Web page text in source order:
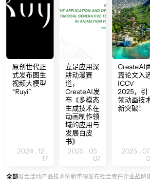
原创世代正
式发布图生
视频大模型
“Ruyi”
2024 . 12 .
17
立足应用深
耕动漫赛
道，
CreateAI发
布《多模态
生成技术在
动画制作领
域的应用与
发展白皮
书》
2025 . 05 .
07
CreateAI
篇论文入
ICCV
2025，引
领动画技
新突破！
2025 .
全部展会活动产品技术创新重磅发布社会责任企业战略